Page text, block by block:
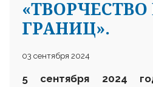
«ТВОРЧЕСТВО
ГРАНИЦ».
03 сентября 2024
5 сентября 2024